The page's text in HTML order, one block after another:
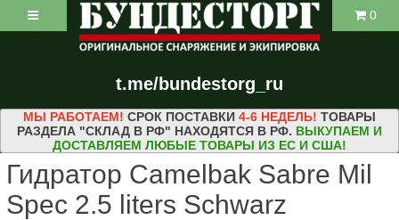
t.me/bundestorg_ru
0
МЫ РАБОТАЕМ! СРОК ПОСТАВКИ 4-6 НЕДЕЛЬ! ТОВАРЫ
РАЗДЕЛА "СКЛАД В РФ" НАХОДЯТСЯ В РФ. ВЫКУПАЕМ И
ДОСТАВЛЯЕМ ЛЮБЫЕ ТОВАРЫ ИЗ ЕС И США!
Гидратор Camelbak Sabre Mil
Spec 2.5 liters Schwarz